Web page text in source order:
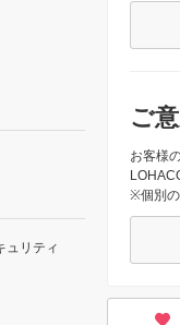
ご
お客様
※個別の
ュリティ